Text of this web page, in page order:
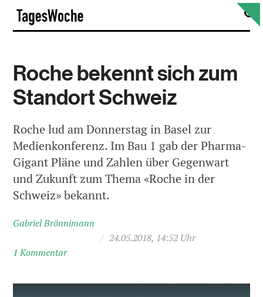
Skip
content
Roche bekennt sich zum
Standort Schweiz
Roche lud am Donnerstag in Basel zur
Medienkonferenz. Im Bau 1 gab der Pharma-
Gigant Pläne und Zahlen über Gegenwart
und Zukunft zum Thema «Roche in der
Schweiz» bekannt.
Gabriel Brönnimann
/ 24.05.2018, 14:52 Uhr
1 Kommentar